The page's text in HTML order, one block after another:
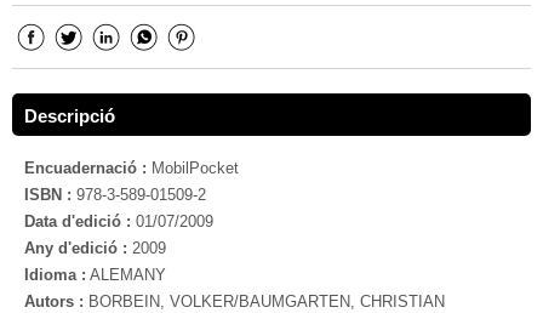
Descripció
Encuadernació : MobilPocket
ISBN : 978-3-589-01509-2
Data d'edició : 01/07/2009
Any d'edició : 2009
Idioma : ALEMANY
Autors : BORBEIN, VOLKER/BAUMGARTEN, CHRISTIAN